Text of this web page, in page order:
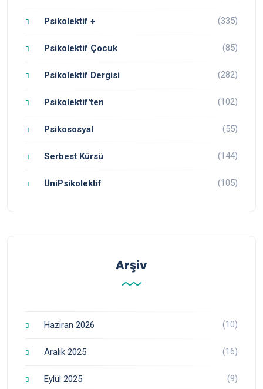
Psikolektif + (335)
Psikolektif Çocuk (85)
Psikolektif Dergisi (282)
Psikolektif'ten (102)
Psikososyal (55)
Serbest Kürsü (144)
ÜniPsikolektif (105)
Arşiv
Haziran 2026 (10)
Aralık 2025 (16)
Eylül 2025 (9)